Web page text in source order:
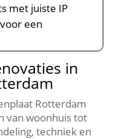
met juiste IP
een
in
Rotterdam
van woonhuis tot
techniek en